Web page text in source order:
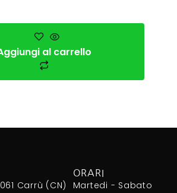
al carrello
Carrù (CN)
ORARI
Martedi - Sabato